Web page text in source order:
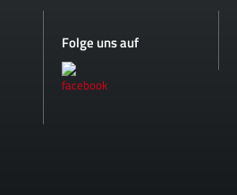
Folge uns auf